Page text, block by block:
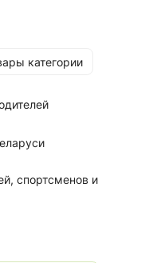
категории
спортсменов и